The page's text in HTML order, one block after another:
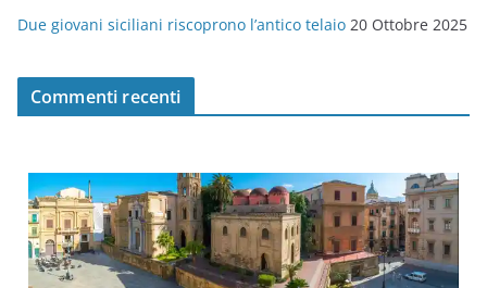
Due giovani siciliani riscoprono l’antico telaio 20 Ottobre 2025
Commenti recenti